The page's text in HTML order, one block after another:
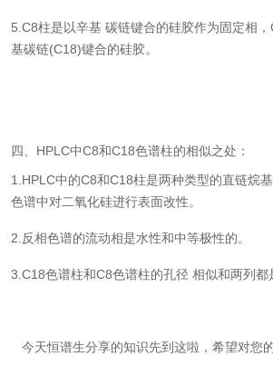
5.C8柱是以辛基 碳链键合的硅胶作为固定相
基碳链(C18)键合的硅胶。
四、HPLC中C8和C18色谱柱的相似之处：
1.HPLC中的C8和C18柱是两种类型的直链烷
色谱中对二氧化硅进行表面改性。
2.反相色谱的流动相是水性和中等极性的。
3.C18色谱柱和C8色谱柱的孔径 相似和两列都
今天恒谱生分享的知识先到这啦，希望对您